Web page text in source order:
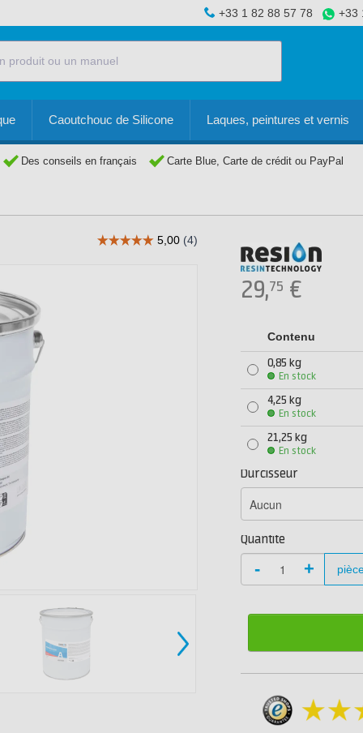
+33 1 82 88 57 78 +33
Caoutchouc de Silicone Laques, peintures et vernis
Des conseils en français Carte Blue, Carte de crédit ou PayPal
29,75 €
Contenu
0,85 kg
En stock
4,25 kg
En stock
21,25 kg
En stock
Durcisseur
Quantité
- +